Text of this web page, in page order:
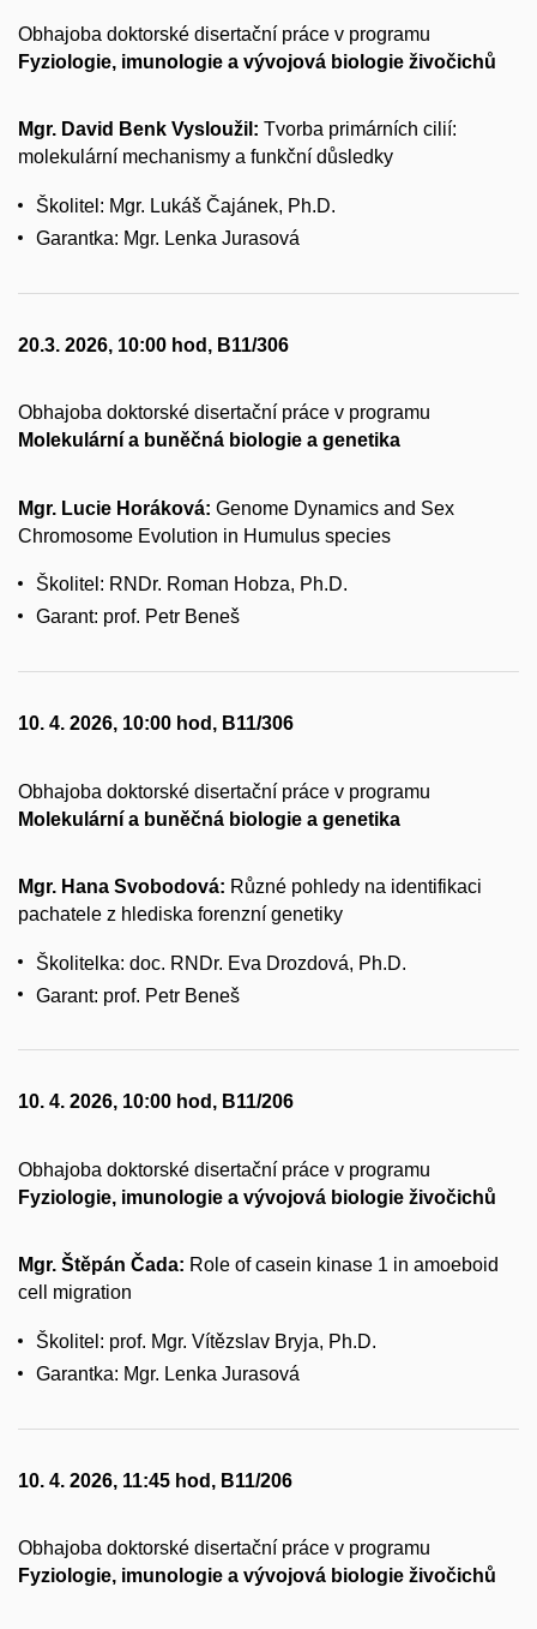
Obhajoba doktorské disertační práce v programu
Fyziologie, imunologie a vývojová biologie živočichů
Mgr. David Benk Vysloužil: Tvorba primárních cilií:
molekulární mechanismy a funkční důsledky
Školitel: Mgr. Lukáš Čajánek, Ph.D.
Garantka: Mgr. Lenka Jurasová
20.3. 2026, 10:00 hod, B11/306
Obhajoba doktorské disertační práce v programu
Molekulární a buněčná biologie a genetika
Mgr. Lucie Horáková: Genome Dynamics and Sex
Chromosome Evolution in Humulus species
Školitel: RNDr. Roman Hobza, Ph.D.
Garant: prof. Petr Beneš
10. 4. 2026, 10:00 hod, B11/306
Obhajoba doktorské disertační práce v programu
Molekulární a buněčná biologie a genetika
Mgr. Hana Svobodová: Různé pohledy na identifikaci
pachatele z hlediska forenzní genetiky
Školitelka: doc. RNDr. Eva Drozdová, Ph.D.
Garant: prof. Petr Beneš
10. 4. 2026, 10:00 hod, B11/206
Obhajoba doktorské disertační práce v programu
Fyziologie, imunologie a vývojová biologie živočichů
Mgr. Štěpán Čada: Role of casein kinase 1 in amoeboid
cell migration
Školitel: prof. Mgr. Vítězslav Bryja, Ph.D.
Garantka: Mgr. Lenka Jurasová
10. 4. 2026, 11:45 hod, B11/206
Obhajoba doktorské disertační práce v programu
Fyziologie, imunologie a vývojová biologie živočichů